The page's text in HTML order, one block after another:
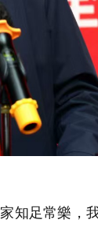
足常樂，